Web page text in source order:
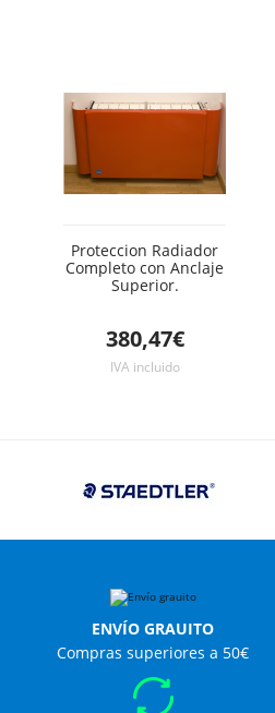
Proteccion Radiador
Completo con Anclaje
Superior.
380,47€
IVA incluido
ENVÍO GRAUITO
Compras superiores a 50€